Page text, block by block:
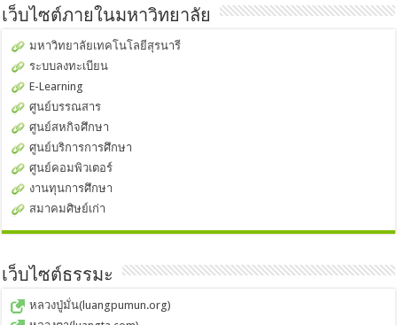
เว็บไซต์ภายในมหาวิทยาลัย
มหาวิทยาลัยเทคโนโลยีสุรนารี
ระบบลงทะเบียน
E-Learning
ศูนย์บรรณสาร
ศูนย์สหกิจศึกษา
ศูนย์บริการการศึกษา
ศูนย์คอมพิวเตอร์
งานทุนการศึกษา
สมาคมศิษย์เก่า
เว็บไซต์ธรรมะ
หลวงปู่มั่น(luangpumun.org)